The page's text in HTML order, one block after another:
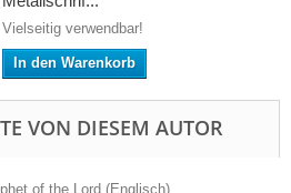
Vielseitig verwendbar!
In den Warenkorb
VON DIESEM AUTOR